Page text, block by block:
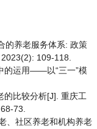
的养老服务体系: 政策
109-118.
的运用——以“三一”模
的比较分析[J]. 重庆工
73.
、社区养老和机构养老